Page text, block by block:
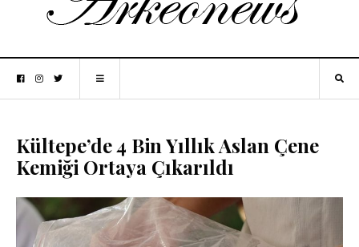
Kültepe’de 4 Bin Yıllık Aslan Çene
Kemiği Ortaya Çıkarıldı